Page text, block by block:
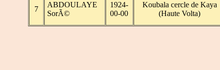
7
ABDOULAYE
SorÃ©
1924-
00-00
Koubala cercle de Kaya
(Haute Volta)